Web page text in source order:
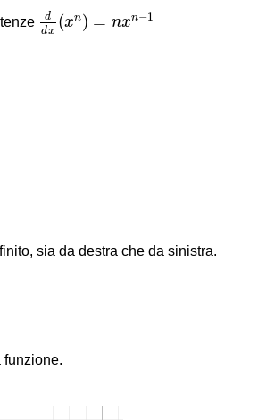
d
dx (xn) = nxn−1
dd x n 1
sia da destra che da sinistra.
funzione.